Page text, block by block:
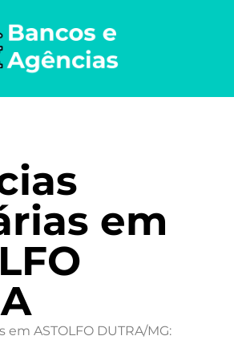
em
em ASTOLFO DUTRA/MG: